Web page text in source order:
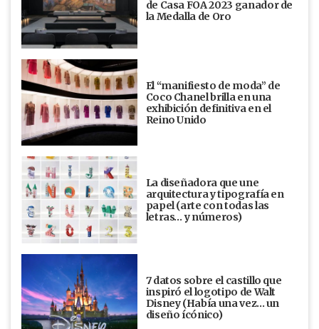
de Casa FOA 2023 ganador de
la Medalla de Oro
El “manifiesto de moda” de
Coco Chanel brilla en una
exhibición definitiva en el
Reino Unido
La diseñadora que une
arquitectura y tipografía en
papel (arte con todas las
letras… y números)
7 datos sobre el castillo que
inspiró el logotipo de Walt
Disney (Había una vez... un
diseño ícónico)